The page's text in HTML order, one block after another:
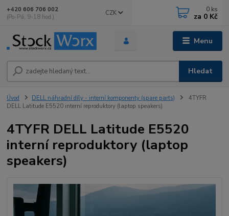
Menu
CZK
Hledat
+420 606 706 002
(Po-Pá, 9-18 hod.)
0 ks
za 0 Kč
Úvod DELL náhradní díly - interní komponenty (spare parts)
4TYFR
DELL Latitude E5520 interní reproduktory (laptop speakers)
4TYFR DELL Latitude E5520
interní reproduktory (laptop
speakers)